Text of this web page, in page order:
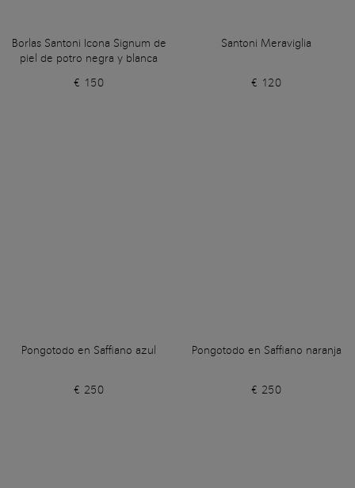
Borlas Santoni Icona Signum de
piel de potro negra y blanca
€ 150
Santoni Meraviglia
€ 120
Pongotodo en Saffiano azul
€ 250
Pongotodo en Saffiano naranja
€ 250